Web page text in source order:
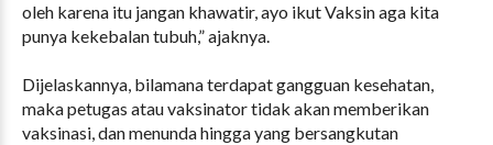
oleh karena itu jangan khawatir, ayo ikut Vaksin aga kita
punya kekebalan tubuh,” ajaknya.
Dijelaskannya, bilamana terdapat gangguan kesehatan,
maka petugas atau vaksinator tidak akan memberikan
vaksinasi, dan menunda hingga yang bersangkutan